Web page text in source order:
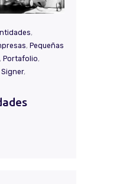
,
, Pequeñas
, Portafolio,
,